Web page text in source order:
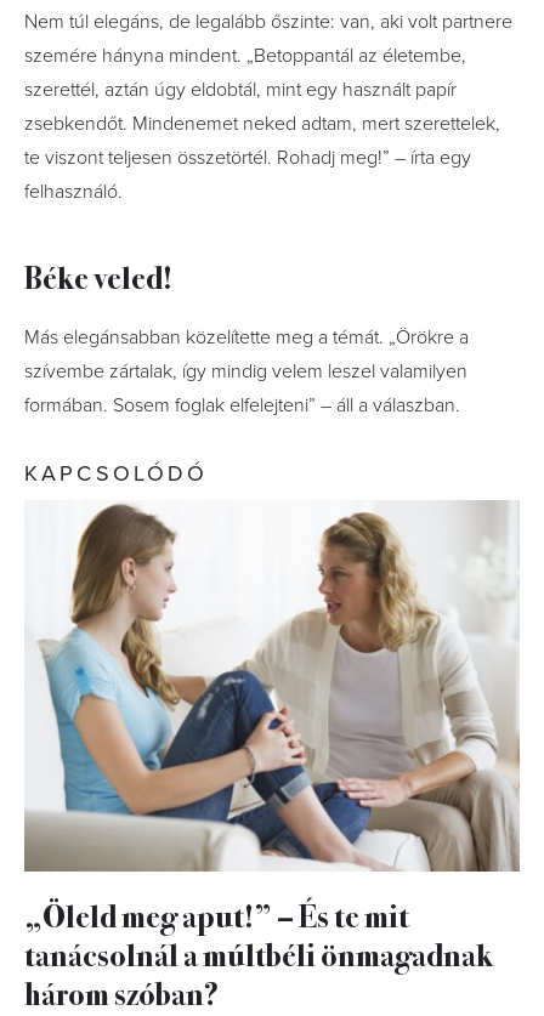
Nem túl elegáns, de legalább őszinte: van, aki volt partnere
szemére hányna mindent. „Betoppantál az életembe,
szerettél, aztán úgy eldobtál, mint egy használt papír
zsebkendőt. Mindenemet neked adtam, mert szerettelek,
te viszont teljesen összetörtél. Rohadj meg!” – írta egy
felhasználó.
Béke veled!
Más elegánsabban közelítette meg a témát. „Örökre a
szívembe zártalak, így mindig velem leszel valamilyen
formában. Sosem foglak elfelejteni” – áll a válaszban.
KAPCSOLÓDÓ
„Öleld meg aput!” – És te mit
tanácsolnál a múltbéli önmagadnak
három szóban?